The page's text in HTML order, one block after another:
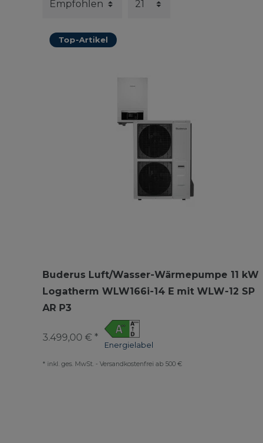
Top-Artikel
Buderus Luft/Wasser-Wärmepumpe 11 kW
Logatherm WLW166i-14 E mit WLW-12 SP
AR P3
Energielabel
3.499,00 € *
* inkl. ges. MwSt. - Versandkostenfrei ab 500 €